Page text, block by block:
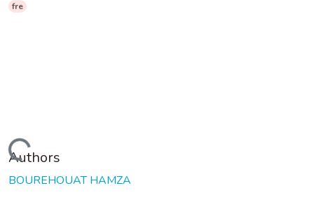
fre
Loading...
Authors
BOUREHOUAT HAMZA